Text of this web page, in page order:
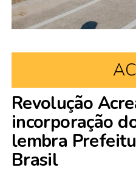
Revolução
incorporação
lembra
Brasil